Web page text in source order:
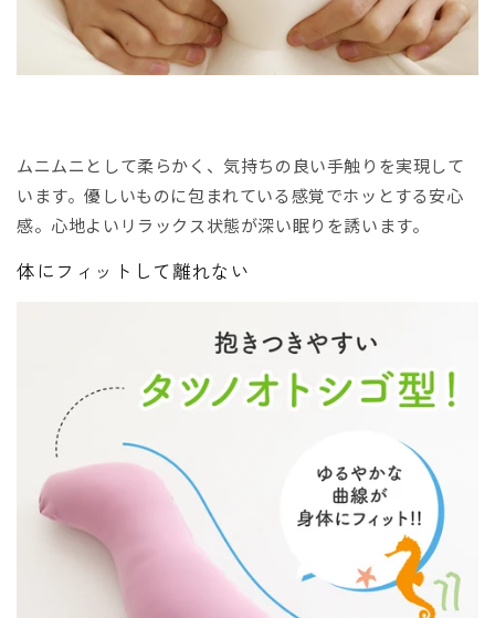
ムニムニとして柔らかく、気持ちの良い手触りを実現して
います。優しいものに包まれている感覚でホッとする安心
感。心地よいリラックス状態が深い眠りを誘います。
体にフィットして離れない